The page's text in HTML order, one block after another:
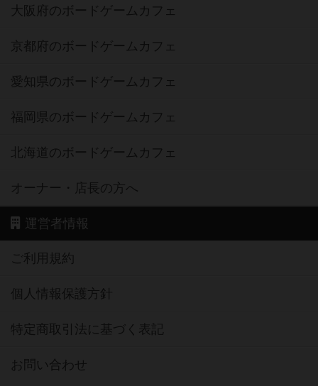
大阪府のボードゲームカフェ
京都府のボードゲームカフェ
愛知県のボードゲームカフェ
福岡県のボードゲームカフェ
北海道のボードゲームカフェ
オーナー・店長の方へ
運営者情報
ご利用規約
個人情報保護方針
特定商取引法に基づく表記
お問い合わせ